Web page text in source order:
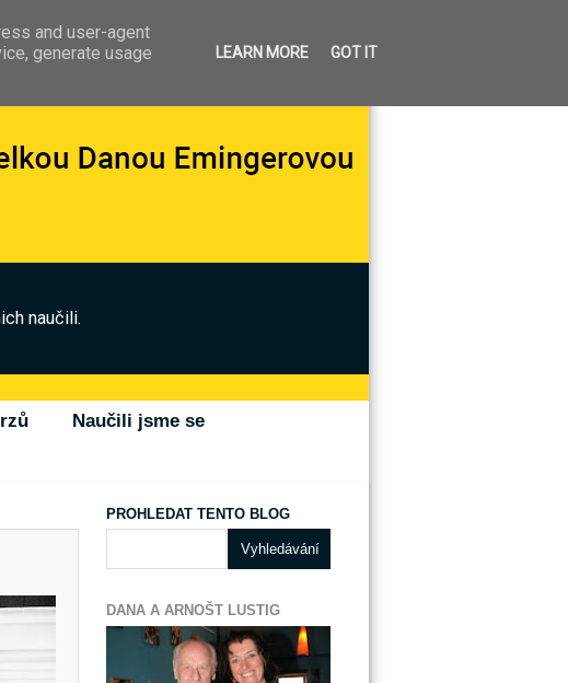
naučili.
Naučili jsme se
PROHLEDAT TENTO BLOG
DANA A ARNOŠT LUSTIG
and user-agent
generate usage
LEARN MORE GOT IT